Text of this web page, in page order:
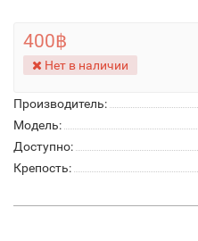
Производитель:
Модель:
Доступно:
Крепость:
400฿
Нет в наличии